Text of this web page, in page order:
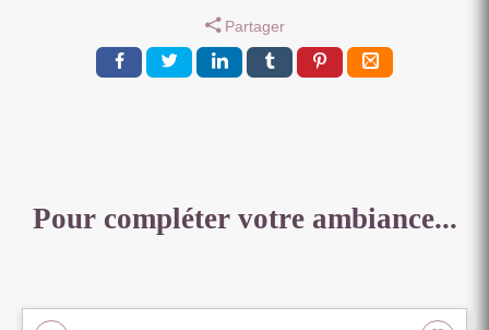
Partager
Pour compléter votre ambiance...